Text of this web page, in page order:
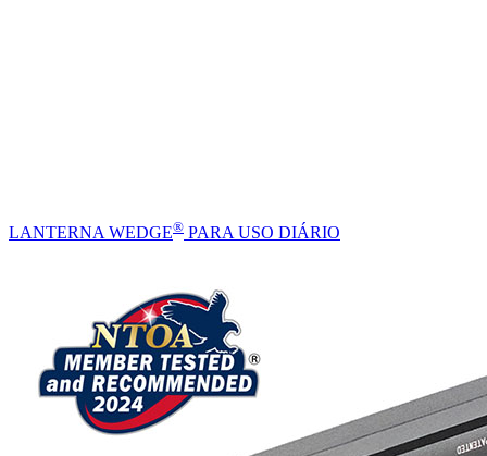
LANTERNA WEDGE® PARA USO DIÁRIO